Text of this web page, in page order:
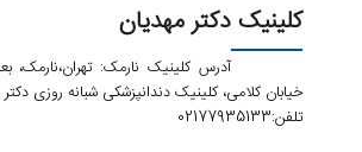
کلینیک دکتر مهدیان
آدرس کلینیک نارمک: تهران،نارمک،
خیابان کلامی، کلینیک دندانپزشکی شبانه روزی
تلفن:02177935133